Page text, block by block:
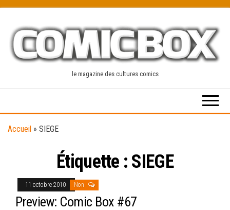
content
le magazine des cultures comics
Accueil » SIEGE
Étiquette : SIEGE
11 octobre 2010 Non
Preview: Comic Box #67